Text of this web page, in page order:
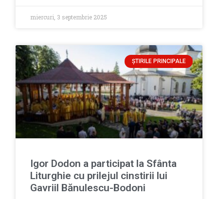
miercuri, 3 septembrie 2025
ȘTIRILE PRINCIPALE
Igor Dodon a participat la Sfânta
Liturghie cu prilejul cinstirii lui
Gavriil Bănulescu-Bodoni